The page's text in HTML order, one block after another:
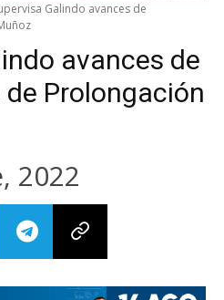
Galindo avances de
avances de
Prolongación
2022